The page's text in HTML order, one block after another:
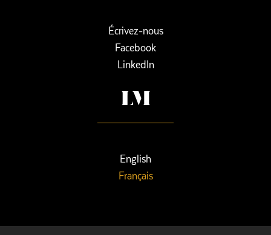
Écrivez-nous
Facebook
LinkedIn
English
Français